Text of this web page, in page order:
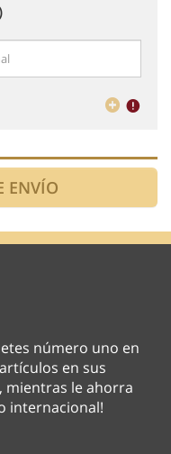
número uno en
en sus
mientras le ahorra
internacional!